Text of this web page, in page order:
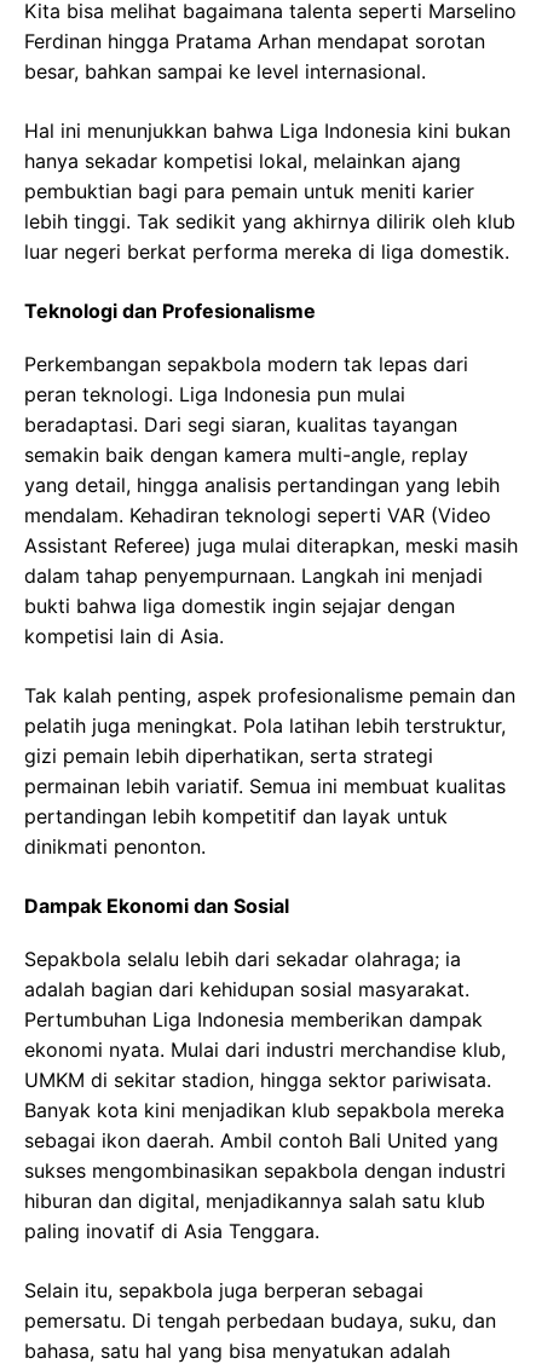
Kita bisa melihat bagaimana talenta seperti Marselino
Ferdinan hingga Pratama Arhan mendapat sorotan
besar, bahkan sampai ke level internasional.
Hal ini menunjukkan bahwa Liga Indonesia kini bukan
hanya sekadar kompetisi lokal, melainkan ajang
pembuktian bagi para pemain untuk meniti karier
lebih tinggi. Tak sedikit yang akhirnya dilirik oleh klub
luar negeri berkat performa mereka di liga domestik.
Teknologi dan Profesionalisme
Perkembangan sepakbola modern tak lepas dari
peran teknologi. Liga Indonesia pun mulai
beradaptasi. Dari segi siaran, kualitas tayangan
semakin baik dengan kamera multi-angle, replay
yang detail, hingga analisis pertandingan yang lebih
mendalam. Kehadiran teknologi seperti VAR (Video
Assistant Referee) juga mulai diterapkan, meski masih
dalam tahap penyempurnaan. Langkah ini menjadi
bukti bahwa liga domestik ingin sejajar dengan
kompetisi lain di Asia.
Tak kalah penting, aspek profesionalisme pemain dan
pelatih juga meningkat. Pola latihan lebih terstruktur,
gizi pemain lebih diperhatikan, serta strategi
permainan lebih variatif. Semua ini membuat kualitas
pertandingan lebih kompetitif dan layak untuk
dinikmati penonton.
Dampak Ekonomi dan Sosial
Sepakbola selalu lebih dari sekadar olahraga; ia
adalah bagian dari kehidupan sosial masyarakat.
Pertumbuhan Liga Indonesia memberikan dampak
ekonomi nyata. Mulai dari industri merchandise klub,
UMKM di sekitar stadion, hingga sektor pariwisata.
Banyak kota kini menjadikan klub sepakbola mereka
sebagai ikon daerah. Ambil contoh Bali United yang
sukses mengombinasikan sepakbola dengan industri
hiburan dan digital, menjadikannya salah satu klub
paling inovatif di Asia Tenggara.
Selain itu, sepakbola juga berperan sebagai
pemersatu. Di tengah perbedaan budaya, suku, dan
bahasa, satu hal yang bisa menyatukan adalah